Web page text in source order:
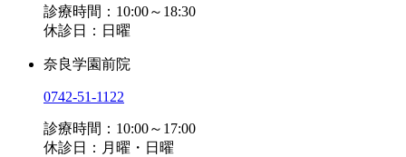
診療時間：10:00～18:30
休診日：日曜
奈良学園前院
0742-51-1122
診療時間：10:00～17:00
休診日：月曜・日曜